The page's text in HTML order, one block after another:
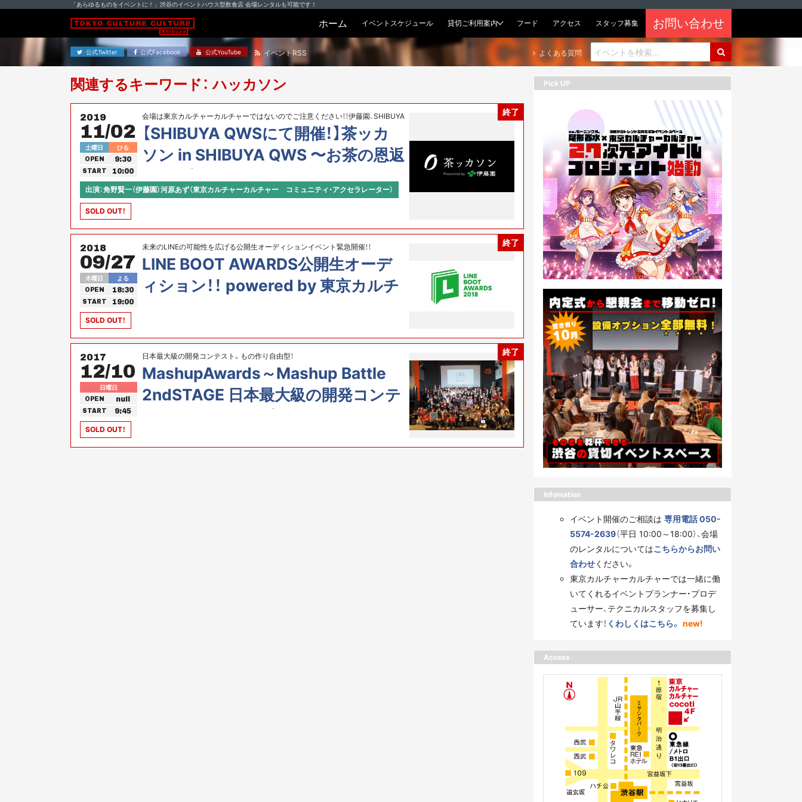
「あらゆるものをイベントに！」渋谷のイベントハウス型飲食店 会場レンタルも可能です！
ホーム イベントスケジュール 貸切ご利用案内 フード アクセス スタッフ募集 お問い合わせ
公式Twitter 公式Facebook 公式YouTube イベントRSS よくある質問
関連するキーワード： ハッカソン
終了
2019
11/02
土曜日 ひる
OPEN 9:30
START 10:00
会場は東京カルチャーカルチャーではないのでご注意ください！！伊藤園、SHIBUYA
QWS、東京カルチャーカルチャー、presents
【SHIBUYA QWSにて開催！】茶ッカ
ソン in SHIBUYA QWS 〜お茶の恩返
出演：角野賢一（伊藤園）河原あず（東京カルチャーカルチャー コミュニティ・アクセラレーター）
SOLD OUT！
終了
2018
09/27
木曜日 よる
OPEN 18:30
START 19:00
未来のLINEの可能性を広げる公開生オーディションイベント緊急開催！！
LINE BOOT AWARDS公開生オーデ
ィション！！ powered by 東京カルチ
SOLD OUT！
終了
2017
12/10
日曜日
OPEN null
START 9:45
日本最大級の開発コンテスト。もの作り自由型！
MashupAwards～Mashup Battle
2ndSTAGE 日本最大級の開発コンテ
SOLD OUT！
Pick UP
Infomation
イベント開催のご相談は 専用電話 050-
5574-2639（平日 10:00～18:00）、会場
のレンタルについてはこちらからお問い
合わせください。
東京カルチャーカルチャーでは一緒に働
いてくれるイベントプランナー・プロデ
ューサー、テクニカルスタッフを募集し
ています！ くわしくはこちら。 new!
Access